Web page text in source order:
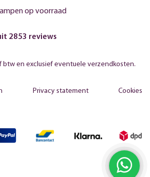
op voorraad
2853 reviews
btw en exclusief eventuele verzendkosten.
Privacy statement Cookies